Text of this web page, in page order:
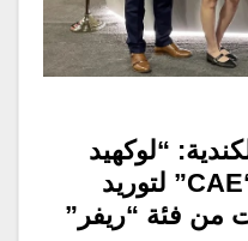
“لوكهيد
مارتن” تبرم عقدًا مع “CAE” لتوريد
من فئة “ريفر”